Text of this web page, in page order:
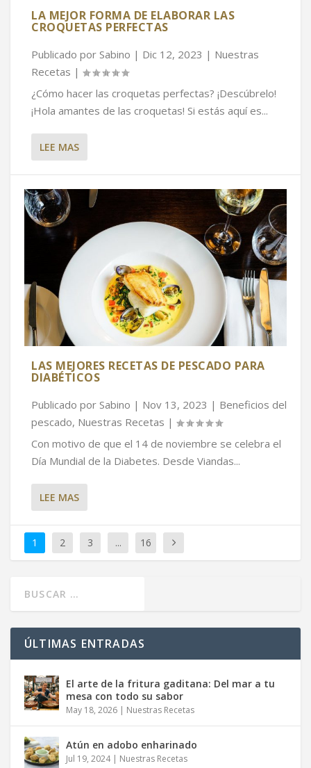
LA MEJOR FORMA DE ELABORAR LAS
CROQUETAS PERFECTAS
Publicado por Sabino | Dic 12, 2023 | Nuestras
Recetas |
¿Cómo hacer las croquetas perfectas? ¡Descúbrelo!
¡Hola amantes de las croquetas! Si estás aquí es...
LEE MAS
LAS MEJORES RECETAS DE PESCADO PARA
DIABÉTICOS
Publicado por Sabino | Nov 13, 2023 | Beneficios del
pescado, Nuestras Recetas |
Con motivo de que el 14 de noviembre se celebra el
Día Mundial de la Diabetes. Desde Viandas...
LEE MAS
1 2 3 ... 16
ÚLTIMAS ENTRADAS
El arte de la fritura gaditana: Del mar a tu
mesa con todo su sabor
May 18, 2026 | Nuestras Recetas
Atún en adobo enharinado
Jul 19, 2024| Nuestras Recetas